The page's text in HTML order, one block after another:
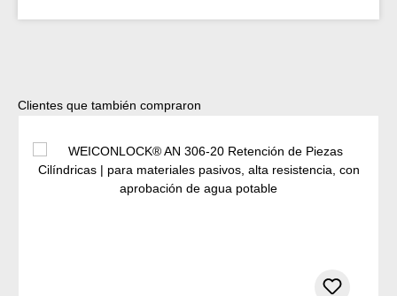
Omitir la galería de productos
Clientes que también compraron